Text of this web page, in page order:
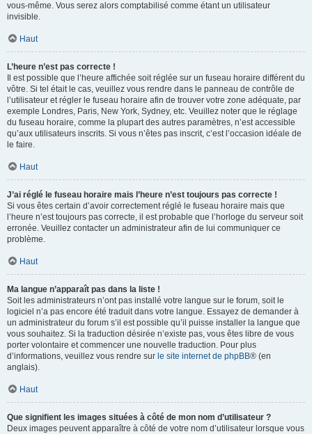
vous-même. Vous serez alors comptabilisé comme étant un utilisateur
invisible.
Haut
L’heure n’est pas correcte !
Il est possible que l’heure affichée soit réglée sur un fuseau horaire différent du
vôtre. Si tel était le cas, veuillez vous rendre dans le panneau de contrôle de
l’utilisateur et régler le fuseau horaire afin de trouver votre zone adéquate, par
exemple Londres, Paris, New York, Sydney, etc. Veuillez noter que le réglage
du fuseau horaire, comme la plupart des autres paramètres, n’est accessible
qu’aux utilisateurs inscrits. Si vous n’êtes pas inscrit, c’est l’occasion idéale de
le faire.
Haut
J’ai réglé le fuseau horaire mais l’heure n’est toujours pas correcte !
Si vous êtes certain d’avoir correctement réglé le fuseau horaire mais que
l’heure n’est toujours pas correcte, il est probable que l’horloge du serveur soit
erronée. Veuillez contacter un administrateur afin de lui communiquer ce
problème.
Haut
Ma langue n’apparaît pas dans la liste !
Soit les administrateurs n’ont pas installé votre langue sur le forum, soit le
logiciel n’a pas encore été traduit dans votre langue. Essayez de demander à
un administrateur du forum s’il est possible qu’il puisse installer la langue que
vous souhaitez. Si la traduction désirée n’existe pas, vous êtes libre de vous
porter volontaire et commencer une nouvelle traduction. Pour plus
d’informations, veuillez vous rendre sur le site internet de phpBB® (en
anglais).
Haut
Que signifient les images situées à côté de mon nom d’utilisateur ?
Deux images peuvent apparaître à côté de votre nom d’utilisateur lorsque vous